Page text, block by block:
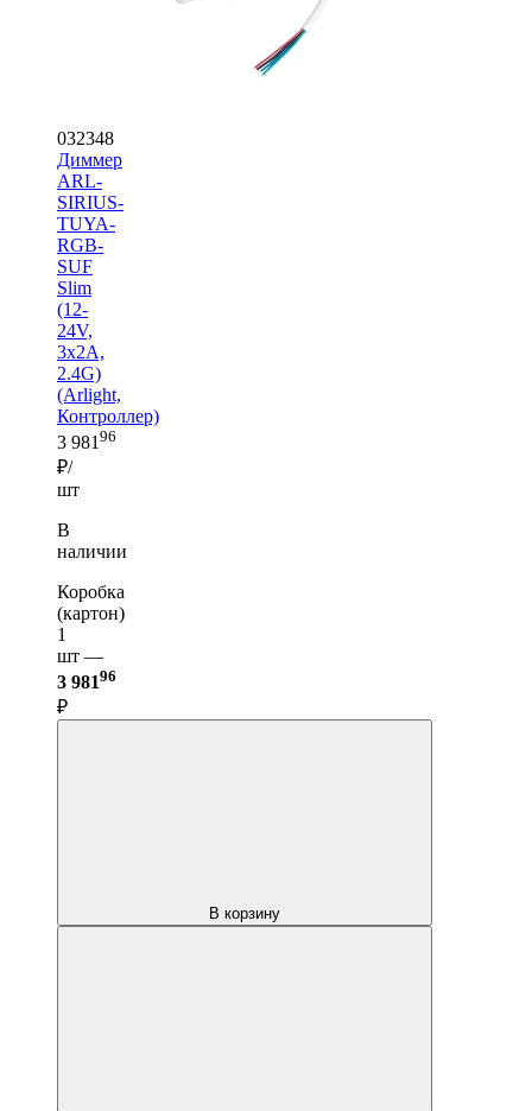
032348
Диммер
ARL-
SIRIUS-
TUYA-
RGB-
SUF
Slim
(12-
24V,
3x2A,
2.4G)
(Arlight,
Контроллер)
3 981 96
₽/
шт
В
наличии
Коробка
(картон)
1
шт —
3 98196
₽
В корзину